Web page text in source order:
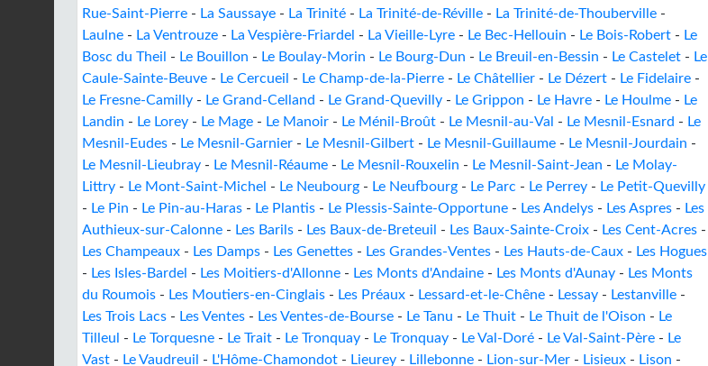
Rue-Saint-Pierre - La Saussaye - La Trinité - La Trinité-de-Réville - La Trinité-de-Thouberville -
Laulne - La Ventrouze - La Vespière-Friardel - La Vieille-Lyre - Le Bec-Hellouin - Le Bois-Robert - Le
Bosc du Theil
- Le Bouillon - Le Boulay-Morin - Le Bourg-Dun - Le Breuil-en-Bessin - Le Castelet - Le
Caule-Sainte-Beuve - Le Cercueil - Le Champ-de-la-Pierre - Le Châtellier - Le Dézert - Le Fidelaire -
Le Fresne-Camilly - Le Grand-Celland - Le Grand-Quevilly - Le Grippon - Le Havre - Le Houlme - Le
Landin - Le Lorey - Le Mage - Le Manoir - Le Ménil-Broût - Le Mesnil-au-Val - Le Mesnil-Esnard - Le
Mesnil-Eudes - Le Mesnil-Garnier - Le Mesnil-Gilbert - Le Mesnil-Guillaume - Le Mesnil-Jourdain -
Le Mesnil-Lieubray - Le Mesnil-Réaume - Le Mesnil-Rouxelin - Le Mesnil-Saint-Jean - Le Molay-
Littry - Le Mont-Saint-Michel - Le Neubourg - Le Neufbourg - Le Parc - Le Perrey - Le Petit-Quevilly
- Le Pin - Le Pin-au-Haras - Le Plantis - Le Plessis-Sainte-Opportune - Les Andelys - Les Aspres - Les
Authieux-sur-Calonne - Les Barils - Les Baux-de-Breteuil - Les Baux-Sainte-Croix - Les Cent-Acres -
Les Champeaux - Les Damps - Les Genettes - Les Grandes-Ventes - Les Hauts-de-Caux - Les Hogues
- Les Isles-Bardel - Les Moitiers-d'Allonne - Les Monts d'Andaine - Les Monts d'Aunay - Les Monts
du Roumois - Les Moutiers-en-Cinglais - Les Préaux - Lessard-et-le-Chêne - Lessay - Lestanville -
Les Trois Lacs - Les Ventes - Les Ventes-de-Bourse - Le Tanu - Le Thuit - Le Thuit de l'Oison - Le
Tilleul
- Le Torquesne - Le Trait - Le Tronquay - Le Tronquay - Le Val-Doré - Le Val-Saint-Père - Le
Vast - Le Vaudreuil - L'Hôme-Chamondot - Lieurey - Lillebonne - Lion-sur-Mer - Lisieux - Lison -